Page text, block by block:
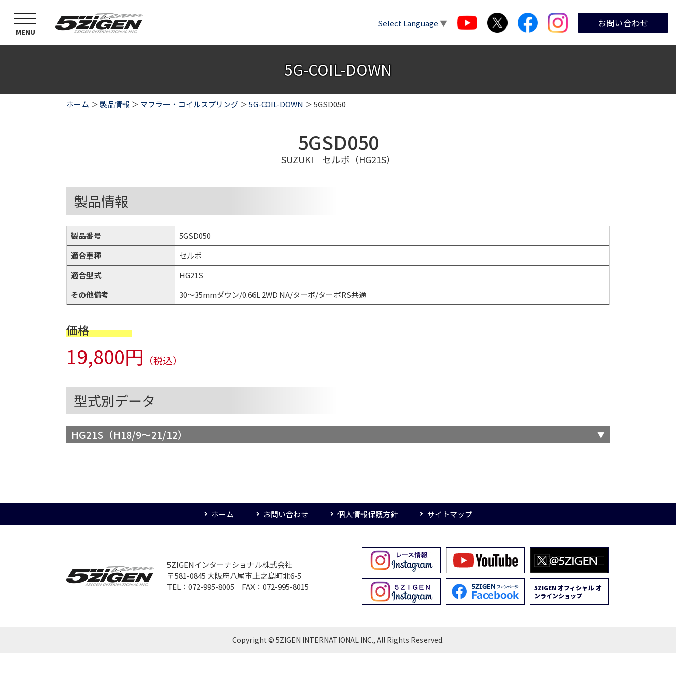
toggle
navigation
MENU
Select Language ▼ お問い合わせ
5G-COIL-DOWN
ホーム ＞製品情報 ＞ マフラー・コイルスプリング ＞5G-COIL-DOWN ＞ 5GSD050
5GSD050
SUZUKI セルボ（HG21S）
製品情報
製品番号
5GSD050
適合車種
セルボ
適合型式
HG21S
その他備考
30～35mmダウン/0.66L 2WD NA/ターボ/ターボRS共通
価格
19,800円 （税込）
型式別データ
HG21S（H18/9～21/12）
ホーム お問い合わせ 個人情報保護方針 サイトマップ
5ZIGENインターナショナル株式会社
〒581-0845 大阪府八尾市上之島町北6-5
TEL：072-995-8005 FAX：072-995-8015
5ZIGEN オフィシャル オ
ンラインショップ
Copyright © 5ZIGEN INTERNATIONAL INC., All Rights Reserved.